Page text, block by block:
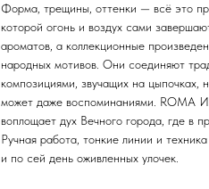
Форма, трещины, оттенки — всё это
которой огонь и воздух сами
ароматов, а коллекционные
народных мотивов. Они соединяют
композициями, звучащих на цыпочках,
может даже воспоминаниями. ROMA
воплощает дух Вечного города, где в
Ручная работа, тонкие линии и
и по сей день оживленных улочек.